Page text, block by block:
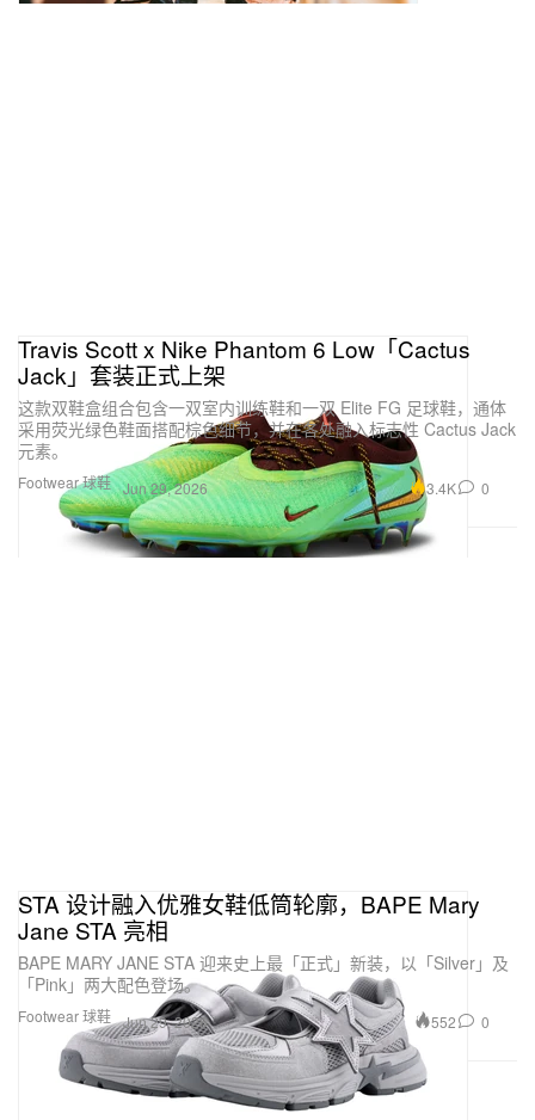
Footwear 球鞋
Travis Scott x Nike Phantom 6 Low「Cactus
Jack」套装正式上架
这款双鞋盒组合包含一双室内训练鞋和一双 Elite FG 足球鞋，通体
采用荧光绿色鞋面搭配棕色细节，并在各处融入标志性 Cactus Jack
元素。
Jun 29, 2026 3.4K 0
Footwear 球鞋
STA 设计融入优雅女鞋低筒轮廓，BAPE Mary
Jane STA 亮相
BAPE MARY JANE STA 迎来史上最「正式」新装，以「Silver」及
「Pink」两大配色登场。
Jun 29, 2026 552 0